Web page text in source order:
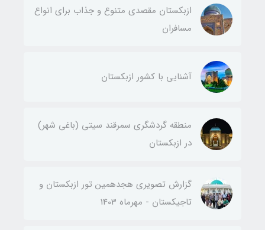
ازبکستان مقصدی متنوع و جذاب برای انواع
مسافران
آشنایی با کشور ازبکستان
منطقه گردشگری سمرقند سیتی (باغی شهر)
در ازبکستان
گزارش تصویری هجدهمین تور ازبکستان و
تاجیکستان - مهرماه 1403